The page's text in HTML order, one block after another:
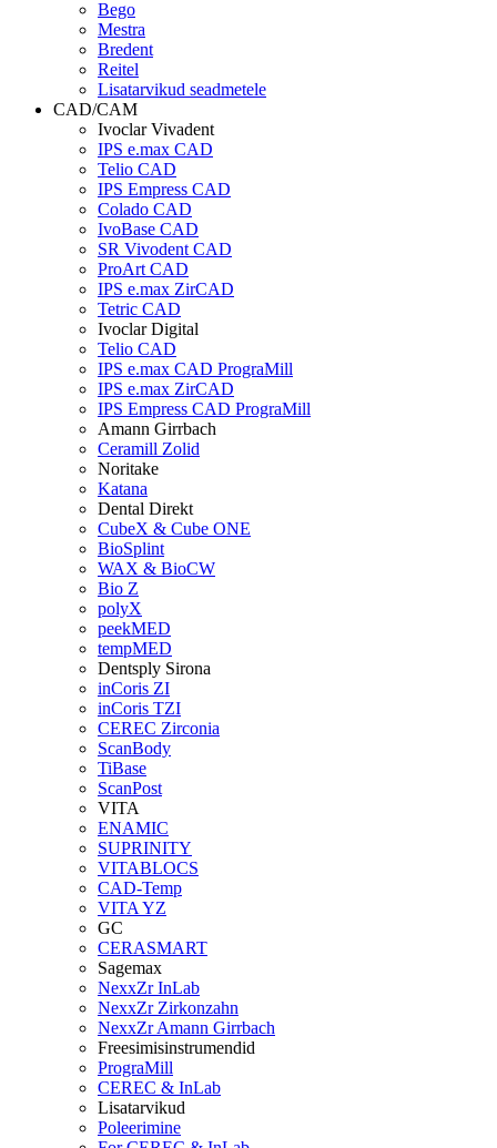
Bego
Mestra
Bredent
Reitel
Lisatarvikud seadmetele
CAD/CAM
Ivoclar Vivadent
IPS e.max CAD
Telio CAD
IPS Empress CAD
Colado CAD
IvoBase CAD
SR Vivodent CAD
ProArt CAD
IPS e.max ZirCAD
Tetric CAD
Ivoclar Digital
Telio CAD
IPS e.max CAD PrograMill
IPS e.max ZirCAD
IPS Empress CAD PrograMill
Amann Girrbach
Ceramill Zolid
Noritake
Katana
Dental Direkt
CubeX & Cube ONE
BioSplint
WAX & BioCW
Bio Z
polyX
peekMED
tempMED
Dentsply Sirona
inCoris ZI
inCoris TZI
CEREC Zirconia
ScanBody
TiBase
ScanPost
VITA
ENAMIC
SUPRINITY
VITABLOCS
CAD-Temp
VITA YZ
GC
CERASMART
Sagemax
NexxZr InLab
NexxZr Zirkonzahn
NexxZr Amann Girrbach
Freesimisinstrumendid
PrograMill
CEREC & InLab
Lisatarvikud
Poleerimine